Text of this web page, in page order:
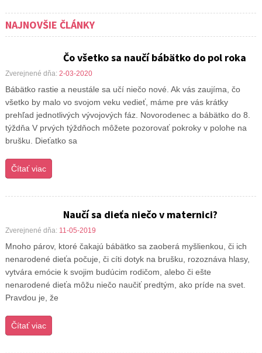
NAJNOVŠIE ČLÁNKY
Čo všetko sa naučí bábätko do pol roka
Zverejnené dňa: 2-03-2020
Bábätko rastie a neustále sa učí niečo nové. Ak vás zaujíma, čo
všetko by malo vo svojom veku vedieť, máme pre vás krátky
prehľad jednotlivých vývojových fáz. Novorodenec a bábätko do 8.
týždňa V prvých týždňoch môžete pozorovať pokroky v polohe na
brušku. Dieťatko sa
Čítať viac
Naučí sa dieťa niečo v maternici?
Zverejnené dňa: 11-05-2019
Mnoho párov, ktoré čakajú bábätko sa zaoberá myšlienkou, či ich
nenarodené dieťa počuje, či cíti dotyk na brušku, rozoznáva hlasy,
vytvára emócie k svojim budúcim rodičom, alebo či ešte
nenarodené dieťa môžu niečo naučiť predtým, ako príde na svet.
Pravdou je, že
Čítať viac